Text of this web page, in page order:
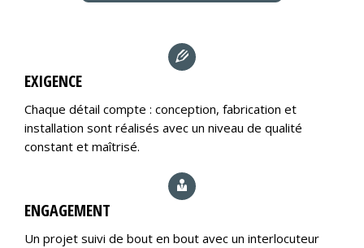
EXIGENCE
Chaque détail compte : conception, fabrication et
installation sont réalisés avec un niveau de qualité
constant et maîtrisé.
ENGAGEMENT
Un projet suivi de bout en bout avec un interlocuteur